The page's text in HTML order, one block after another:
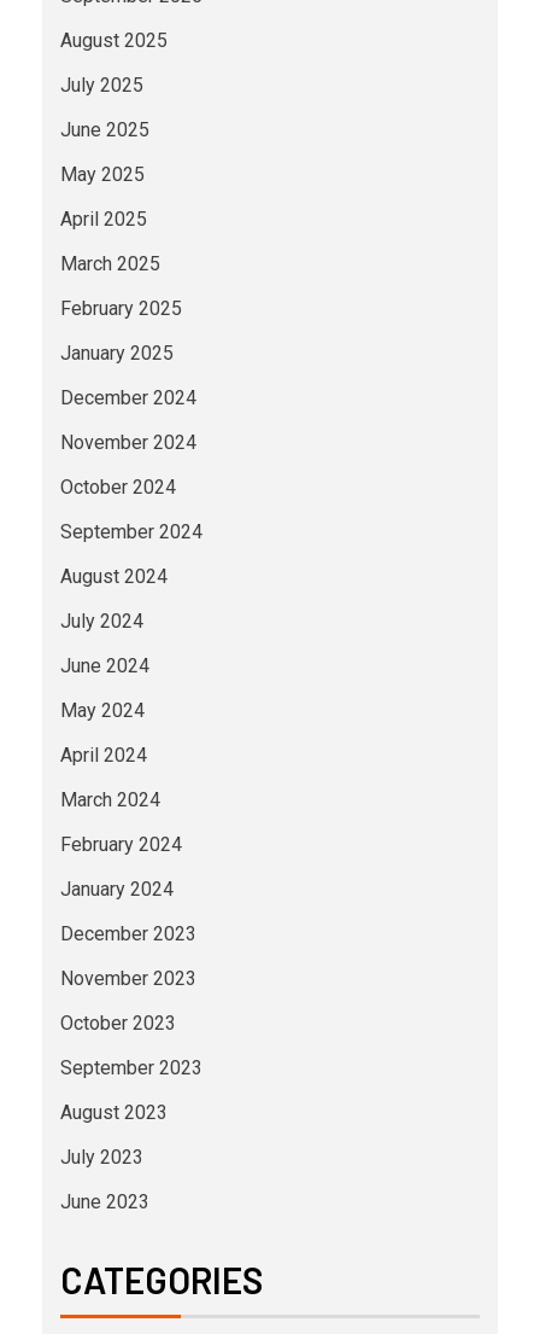
August 2025
July 2025
June 2025
May 2025
April 2025
March 2025
February 2025
January 2025
December 2024
November 2024
October 2024
September 2024
August 2024
July 2024
June 2024
May 2024
April 2024
March 2024
February 2024
January 2024
December 2023
November 2023
October 2023
September 2023
August 2023
July 2023
June 2023
CATEGORIES